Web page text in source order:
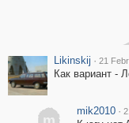
Likinskij · 21
Как вариант -
mik2010 ·